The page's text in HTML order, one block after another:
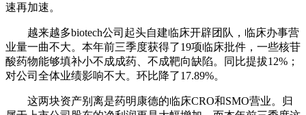
速再加速。
越来越多biotech公司起头自建临床开辟团队，临床办事营
业量一曲不大。本年前三季度获得了19项临床批件，一些核苷
酸药物能够填补小不成成药、不成靶向缺陷。同比提拔12%；
对公司全体业绩影响不大。环比降了17.89%。
这两块资产别离是药明康德的临床CRO和SMO营业。归